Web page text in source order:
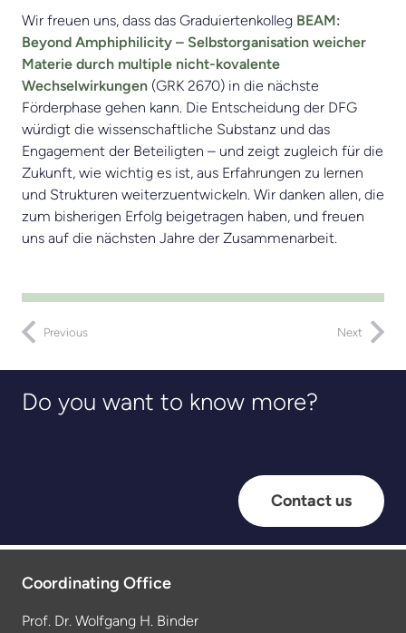
Wir freuen uns, dass das Graduiertenkolleg BEAM:
Beyond Amphiphilicity – Selbstorganisation weicher
Materie durch multiple nicht-kovalente
Wechselwirkungen (GRK 2670) in die nächste
Förderphase gehen kann. Die Entscheidung der DFG
würdigt die wissenschaftliche Substanz und das
Engagement der Beteiligten – und zeigt zugleich für die
Zukunft, wie wichtig es ist, aus Erfahrungen zu lernen
und Strukturen weiterzuentwickeln. Wir danken allen, die
zum bisherigen Erfolg beigetragen haben, und freuen
uns auf die nächsten Jahre der Zusammenarbeit.
Previous Next
Do you want to know more?
Contact us
Coordinating Office
Prof. Dr. Wolfgang H. Binder